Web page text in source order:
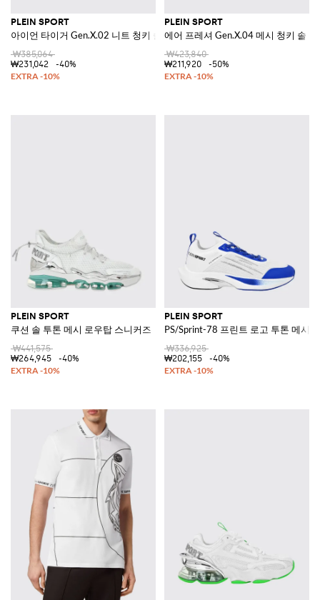
PLEIN SPORT
아이언 타이거 Gen.X.02 니트 청키 솔 스니커즈
₩385,064
₩231,042
-40%
PLEIN SPORT
에어 프레셔 Gen.X.04 메시 청키 솔
₩423,840
₩211,920
-50%
PLEIN SPORT
쿠션 솔 투톤 메시 로우탑 스니커즈
₩441,575
₩264,945
-40%
PLEIN SPORT
PS/Sprint-78 프린트 로고 투톤 메시
₩336,925
₩202,155
-40%